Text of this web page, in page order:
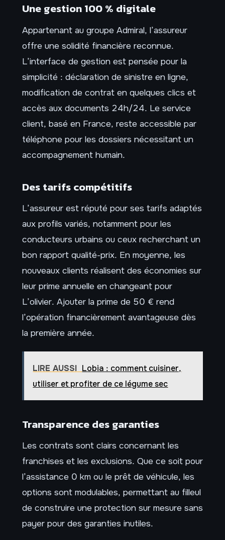
Une gestion 100 % digitale
Appartenant au groupe Admiral, l’assureur
offre une solidité financière reconnue.
L’interface de gestion est pensée pour la
simplicité : déclaration de sinistre en ligne,
modification de contrat en quelques clics et
accès aux documents 24h/24. Le service
client, basé en France, reste accessible par
téléphone pour les dossiers nécessitant un
accompagnement humain.
Des tarifs compétitifs
L’assureur est réputé pour ses tarifs adaptés
aux profils variés, notamment pour les
conducteurs urbains ou ceux recherchant un
bon rapport qualité-prix. En moyenne, les
nouveaux clients réalisent des économies sur
leur prime annuelle en changeant pour
L’olivier. Ajouter la prime de 50 € rend
l’opération financièrement avantageuse dès
la première année.
LIRE AUSSI Lobia : comment cuisiner,
utiliser et profiter de ce légume sec
Transparence des garanties
Les contrats sont clairs concernant les
franchises et les exclusions. Que ce soit pour
l’assistance 0 km ou le prêt de véhicule, les
options sont modulables, permettant au filleul
de construire une protection sur mesure sans
payer pour des garanties inutiles.